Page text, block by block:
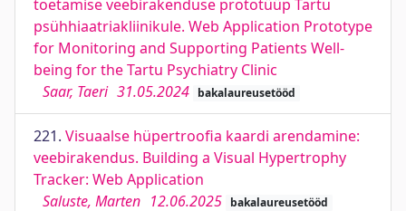
toetamise veebirakenduse prototüüp Tartu
psühhiaatriakliinikule. Web Application Prototype
for Monitoring and Supporting Patients Well-
being for the Tartu Psychiatry Clinic
Saar, Taeri 31.05.2024 bakalaureusetööd
221. Visuaalse hüpertroofia kaardi arendamine:
veebirakendus. Building a Visual Hypertrophy
Tracker: Web Application
Saluste, Marten 12.06.2025 bakalaureusetööd